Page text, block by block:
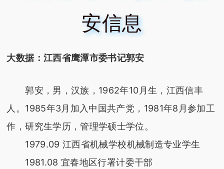
安信息
大数据：江西省鹰潭市委书记郭安
郭安，男，汉族，1962年10月生，江西信丰
人。1985年3月加入中国共产党，1981年8月参加工
作，研究生学历，管理学硕士学位。
1979.09 江西省机械学校机械制造专业学生
1981.08 宜春地区行署计委干部